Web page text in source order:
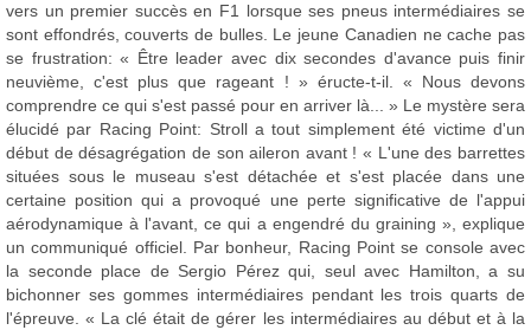
vers un premier succès en F1 lorsque ses pneus intermédiaires se
sont effondrés, couverts de bulles. Le jeune Canadien ne cache pas
se frustration: « Être leader avec dix secondes d'avance puis finir
neuvième, c'est plus que rageant ! » éructe-t-il. « Nous devons
comprendre ce qui s'est passé pour en arriver là... » Le mystère sera
élucidé par Racing Point: Stroll a tout simplement été victime d'un
début de désagrégation de son aileron avant ! « L'une des barrettes
situées sous le museau s'est détachée et s'est placée dans une
certaine position qui a provoqué une perte significative de l'appui
aérodynamique à l'avant, ce qui a engendré du graining », explique
un communiqué officiel. Par bonheur, Racing Point se console avec
la seconde place de Sergio Pérez qui, seul avec Hamilton, a su
bichonner ses gommes intermédiaires pendant les trois quarts de
l'épreuve. « La clé était de gérer les intermédiaires au début et à la